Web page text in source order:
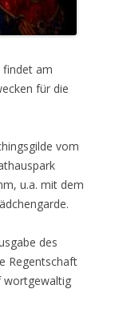
findet am
für die
vom
u.a. mit dem
des
Regentschaft
wortgewaltig